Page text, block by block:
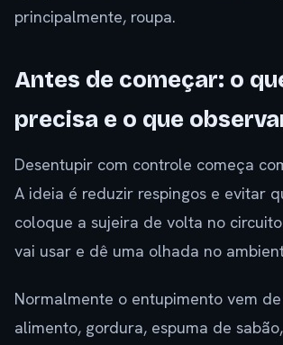
principalmente, roupa.
Antes de começar: o
precisa e o que
Desentupir com controle começa
A ideia é reduzir respingos e evitar
coloque a sujeira de volta no
vai usar e dê uma olhada no
Normalmente o entupimento vem
alimento, gordura, espuma de